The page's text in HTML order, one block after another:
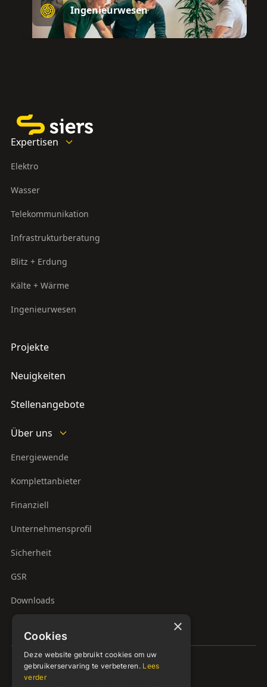
Ingenieurwesen
Expertisen
Elektro
Wasser
Telekommunikation
Infrastrukturberatung
Blitz + Erdung
Kälte + Wärme
Ingenieurwesen
Projekte
Neuigkeiten
Stellenangebote
Über uns
Energiewende
Komplettanbieter
Finanziell
Unternehmensprofil
Sicherheit
GSR
Downloads
×
Cookies
Deze website gebruikt cookies om uw
gebruikerservaring te verbeteren. Lees
verder